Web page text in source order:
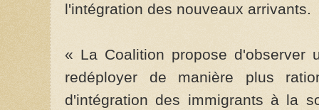
l'intégration des nouveaux arrivants.
« La Coalition propose
redéployer de manière plus
d'intégration des immigrants à la